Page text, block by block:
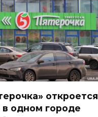
откроется
одном городе